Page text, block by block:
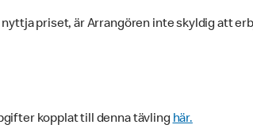
priset, är Arrangören inte skyldig att
kopplat till denna tävling här.